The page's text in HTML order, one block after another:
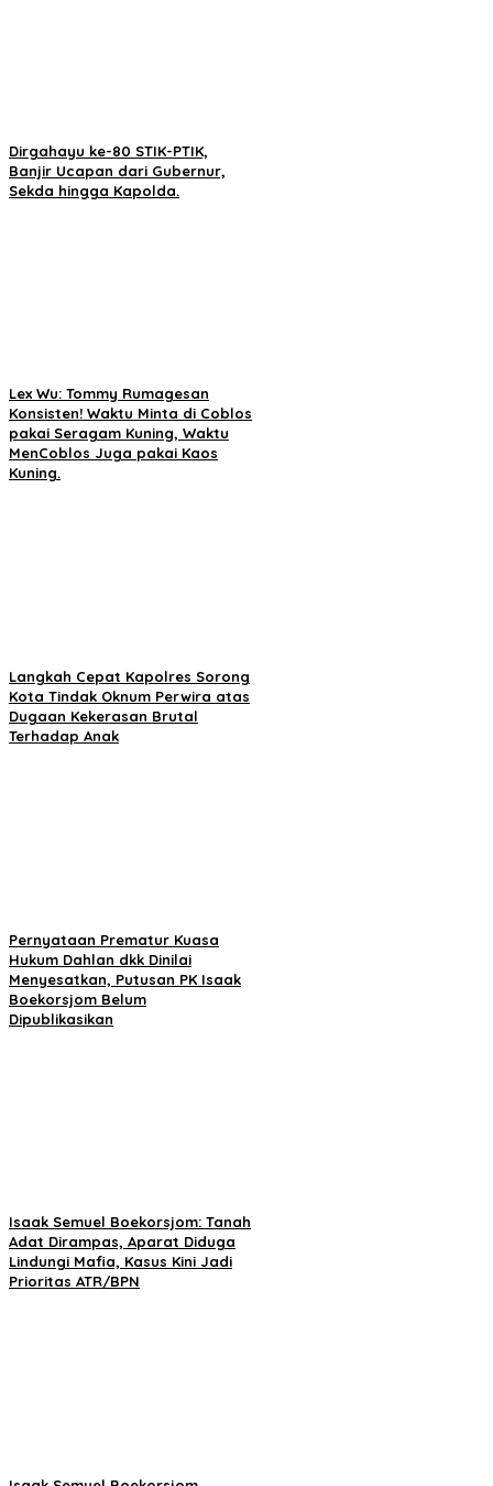
Dirgahayu ke-80 STIK-PTIK,
Banjir Ucapan dari Gubernur,
Sekda hingga Kapolda.
Lex Wu: Tommy Rumagesan
Konsisten! Waktu Minta di Coblos
pakai Seragam Kuning, Waktu
MenCoblos Juga pakai Kaos
Kuning.
Langkah Cepat Kapolres Sorong
Kota Tindak Oknum Perwira atas
Dugaan Kekerasan Brutal
Terhadap Anak
Pernyataan Prematur Kuasa
Hukum Dahlan dkk Dinilai
Menyesatkan, Putusan PK Isaak
Boekorsjom Belum
Dipublikasikan
Isaak Semuel Boekorsjom: Tanah
Adat Dirampas, Aparat Diduga
Lindungi Mafia, Kasus Kini Jadi
Prioritas ATR/BPN